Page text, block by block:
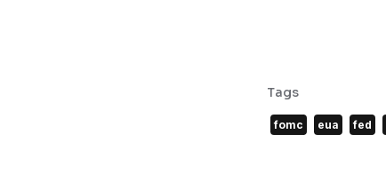
Tags
fomc eua fed